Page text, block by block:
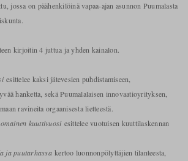
jossa on päähenkilöinä vapaa-ajan asunnon Puumalasta
kirjoitin 4 juttua ja yhden kainalon.
esittelee kaksi jätevesien puhdistamiseen,
hanketta, sekä Puumalalaisen innovaatioyrityksen,
ravineita orgaanisesta lietteestä.
kuuttivuosi esittelee vuotuisen kuuttilaskennan
ja puutarhassakertoo luonnonpölyttäjien tilanteesta,